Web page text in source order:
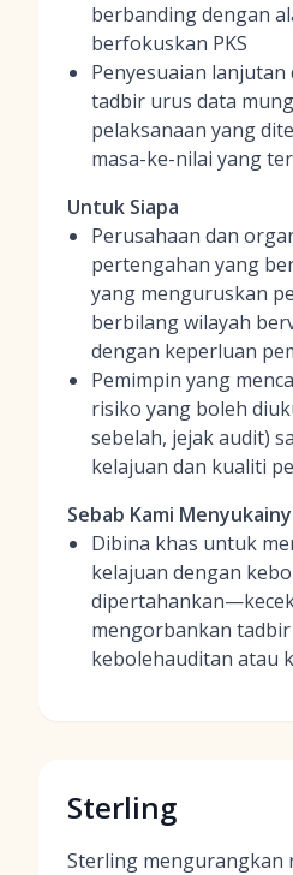
berbanding dengan
berfokuskan PKS
Penyesuaian lanjutan
tadbir urus data
pelaksanaan yang
masa-ke-nilai yang
Untuk Siapa
Perusahaan dan
pertengahan yang
yang menguruskan
berbilang wilayah
dengan keperluan
Pemimpin yang
risiko yang boleh
sebelah, jejak audit)
kelajuan dan kualiti
Sebab Kami
Dibina khas untuk
kelajuan dengan
mengorbankan
kebolehauditan atau
Sterling
Sterling mengurangkan